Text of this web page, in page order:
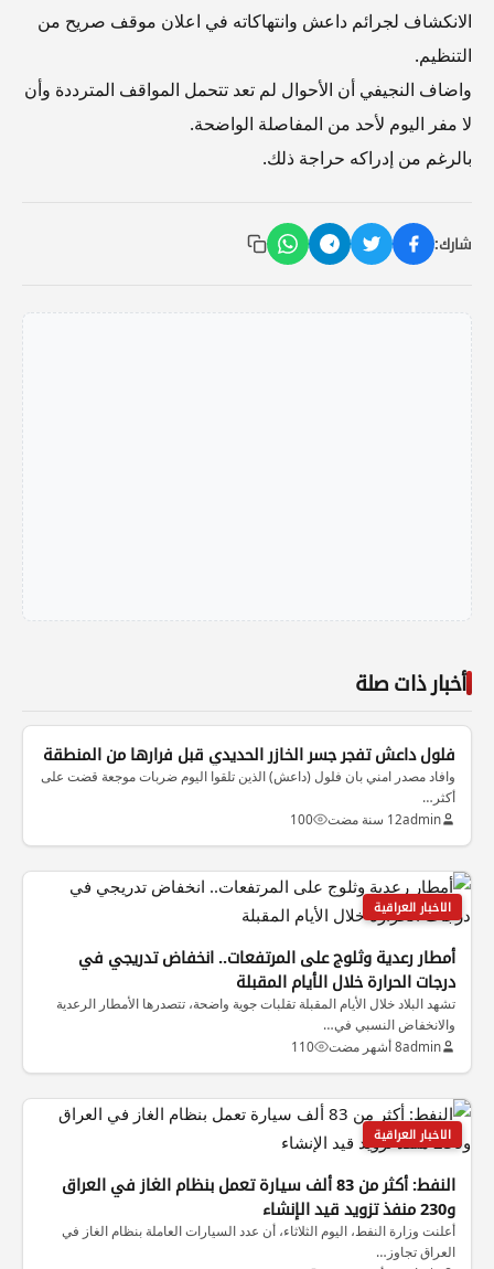
الانكشاف لجرائم داعش وانتهاكاته في اعلان موقف صريح من
التنظيم.
واضاف النجيفي أن الأحوال لم تعد تتحمل المواقف المترددة وأن
لا مفر اليوم لأحد من المفاصلة الواضحة.
بالرغم من إدراكه حراجة ذلك.
شارك:
أخبار ذات صلة
فلول داعش تفجر جسر الخازر الحديدي قبل فرارها من المنطقة
وافاد مصدر امني بان فلول (داعش) الذين تلقوا اليوم ضربات موجعة قضت على
أكثر…
admin12 سنة مضت 100
الاخبار العراقية
أمطار رعدية وثلوج على المرتفعات.. انخفاض تدريجي في
درجات الحرارة خلال الأيام المقبلة
تشهد البلاد خلال الأيام المقبلة تقلبات جوية واضحة، تتصدرها الأمطار الرعدية
والانخفاض النسبي في…
admin8 أشهر مضت 110
الاخبار العراقية
النفط: أكثر من 83 ألف سيارة تعمل بنظام الغاز في العراق
و230 منفذ تزويد قيد الإنشاء
أعلنت وزارة النفط، اليوم الثلاثاء، أن عدد السيارات العاملة بنظام الغاز في
العراق تجاوز…